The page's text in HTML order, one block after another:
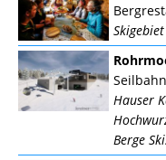
Seilbahn
Hauser
Berge